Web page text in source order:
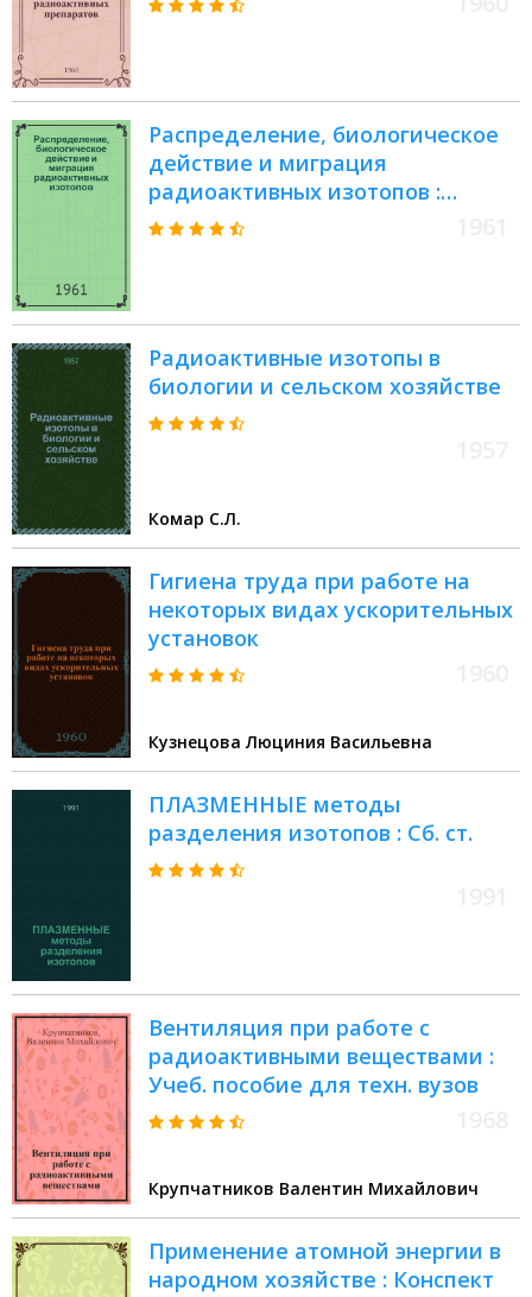
Распределение, биологическое
действие и миграция
радиоактивных изотопов :
Сборник статей
Радиоактивные изотопы в
биологии и сельском хозяйстве
Комар С.Л.
Гигиена труда при работе на
некоторых видах ускорительных
установок
Кузнецова Люциния Васильевна
ПЛАЗМЕННЫЕ методы
разделения изотопов : Сб. ст.
Вентиляция при работе с
радиоактивными веществами :
Учеб. пособие для техн. вузов
Крупчатников Валентин Михайлович
Применение атомной энергии в
народном хозяйстве : Конспект